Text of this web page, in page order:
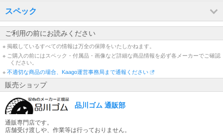
スペック
ご利用の前にお読みください
※ 掲載しているすべての情報は万全の保障をいたしかねます。
※ ご購入の前にはスペック・付属品・画像など詳細な商品情報を必ず各メーカーでご確認
ください。
※ 不適切な商品の場合、Kaago運営事務局まで通報ください
販売ショップ
品川ゴム 通販部
通販専門店です。
店舗受け渡しや、作業等は行っておりません。